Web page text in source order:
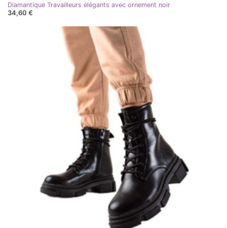
Diamantique Travailleurs élégants avec ornement noir
34,60 €